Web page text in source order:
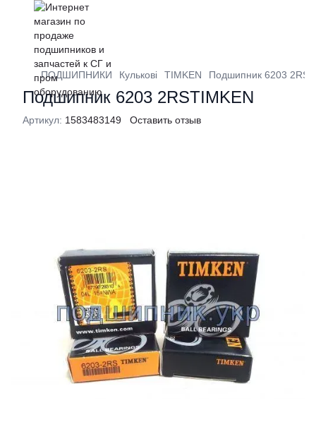
ПОДШИПНИКИ Кулькові TIMKEN Подшипник 6203
Подшипник 6203 2RSTIMKEN
Артикул: 1583483149 Оставить отзыв